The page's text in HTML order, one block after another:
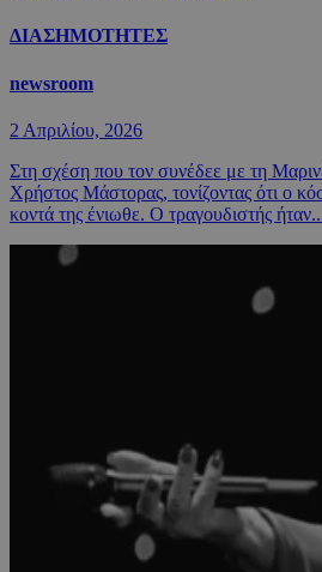
ΔΙΑΣΗΜΟΤΗΤΕΣ
newsroom
2 Απριλίου, 2026
Στη σχέση που τον συνέδεε με τη
Χρήστος Μάστορας, τονίζοντας ότι ο
κοντά της ένιωθε. Ο τραγουδιστής